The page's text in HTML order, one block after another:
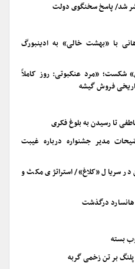
شد/ پاسخ سخنگوی دولت
با «بهشت خالی» به ادینبورگ
شکست؛ «مرد عنکبوتی: روز کاملاً
فروش گیشه
تا رسیدن به بلوغ فکری
فیلم ونیز ۲۰۲۶؛ توضیحات مدیر جشنواره درباره غیبت
سریال «کلاغ»/ استراتژی مکث و
هانسارد درگذشت
بسته
بر تن زخمی گربه